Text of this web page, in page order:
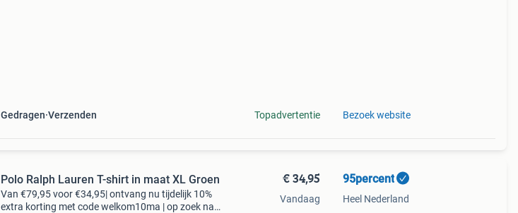
Gedragen Verzenden Topadvertentie Bezoek website
Polo Ralph Lauren T-shirt in maat XL Groen
Van €79,95 voor €34,95| ontvang nu tijdelijk 10%
extra korting met code welkom10ma | op zoek naar
€ 34,95
Vandaag
95percent
Heel Nederland